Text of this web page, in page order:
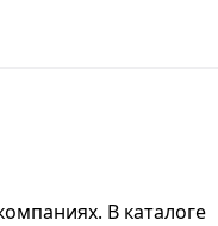
В каталоге